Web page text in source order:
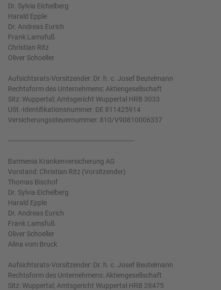
Dr. Sylvia Eichelberg
Harald Epple
Dr. Andreas Eurich
Frank Lamsfuß
Christian Ritz
Oliver Schoeller
Aufsichtsrats-Vorsitzender: Dr. h. c. Josef Beutelmann
Rechtsform des Unternehmens: Aktiengesellschaft
Sitz: Wuppertal; Amtsgericht Wuppertal HRB 3033
USt.-Identifikationsnummer: DE 811425914
Versicherungssteuernummer: 810/V90810006337
----------------------------------------------------------------
Barmenia Krankenversicherung AG
Vorstand: Christian Ritz (Vorsitzender)
Thomas Bischof
Dr. Sylvia Eichelberg
Harald Epple
Dr. Andreas Eurich
Frank Lamsfuß
Oliver Schoeller
Alina vom Bruck
Aufsichtsrats-Vorsitzender: Dr. h. c. Josef Beutelmann
Rechtsform des Unternehmens: Aktiengesellschaft
Sitz: Wuppertal; Amtsgericht Wuppertal HRB 28475